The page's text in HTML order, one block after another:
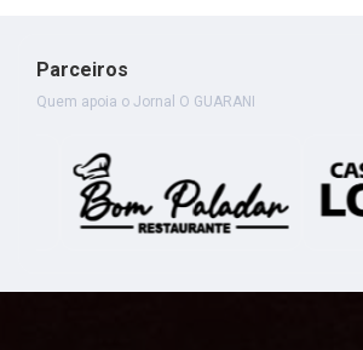
Parceiros
Quem apoia o Jornal O GUARANI